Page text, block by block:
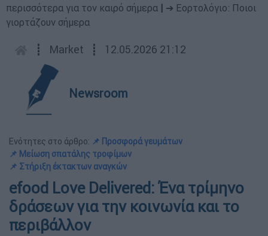
περισσότερα για τον καιρό σήμερα
➔ Εορτολόγιο: Ποιοι
γιορτάζουν σήμερα
┋ Market ┋ 12.05.2026 21:12
Newsroom
Ενότητες στο άρθρο: 📌 Προσφορά γευμάτων
📌 Μείωση σπατάλης τροφίμων
📌 Στήριξη έκτακτων αναγκών
efood Love Delivered: Ένα τρίμηνο
δράσεων για την κοινωνία και το
περιβάλλον